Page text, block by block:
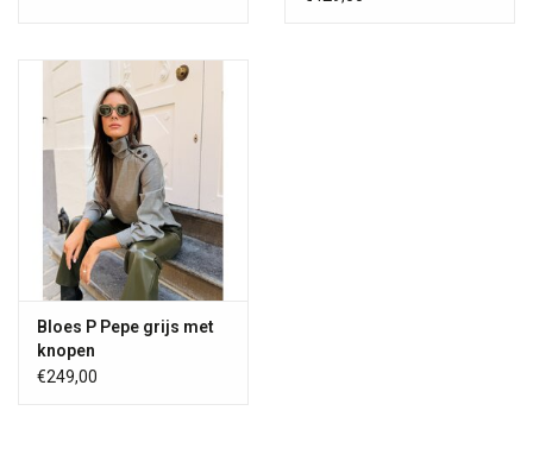
Bloes P Pepe grijs met
knopen
€249,00